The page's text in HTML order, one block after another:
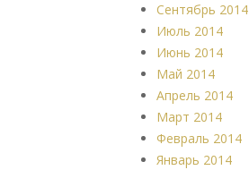
Сентябрь 2014
Июль 2014
Июнь 2014
Май 2014
Апрель 2014
Март 2014
Февраль 2014
Январь 2014